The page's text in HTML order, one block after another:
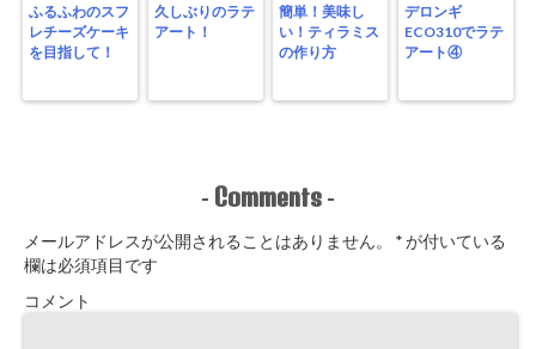
ふるふわのスフ
レチーズケーキ
を目指して！
久しぶりのラテ
アート！
簡単！美味し
い！ティラミス
の作り方
デロンギ
ECO310でラテ
アート④
- Comments -
メールアドレスが公開されることはありません。 *が付いている
欄は必須項目です
コメント